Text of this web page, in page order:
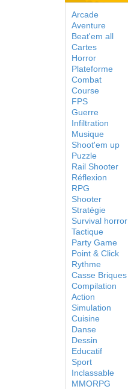
Arcade
Aventure
Beat'em all
Cartes
Horror
Plateforme
Combat
Course
FPS
Guerre
Infiltration
Musique
Shoot'em up
Puzzle
Rail Shooter
Réflexion
RPG
Shooter
Stratégie
Survival horror
Tactique
Party Game
Point & Click
Rythme
Casse Briques
Compilation
Action
Simulation
Cuisine
Danse
Dessin
Educatif
Sport
Inclassable
MMORPG